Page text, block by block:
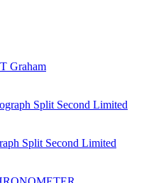
Graham
Split Second Limited